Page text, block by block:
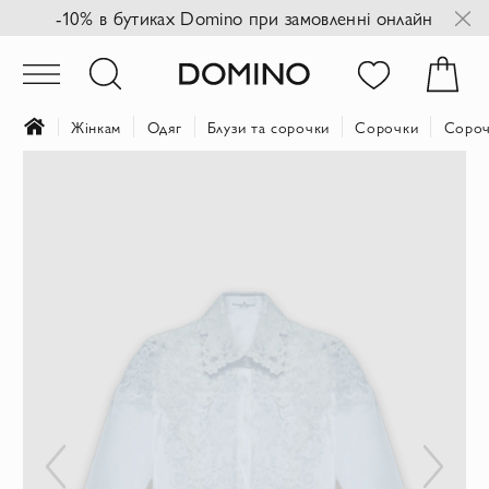
-10% в бутиках Domino при замовленні онлайн
Жінкам Одяг Блузи та сорочки Сорочки